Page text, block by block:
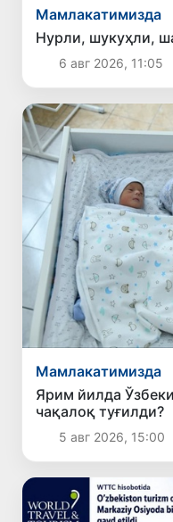
Мамлакатимизда
Нурли, шукуҳли,
6 авг 2026, 11:05
Мамлакатимизда
Ярим йилда
чақалоқ туғилди?
5 авг 2026, 15:00